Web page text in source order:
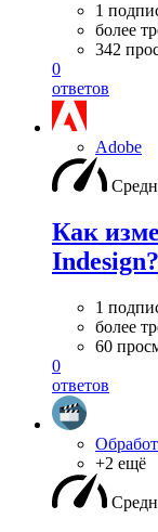
1
более
342
0
ответов
Adobe
Как
Indesign?
1
более
60
0
ответов
+2 ещё